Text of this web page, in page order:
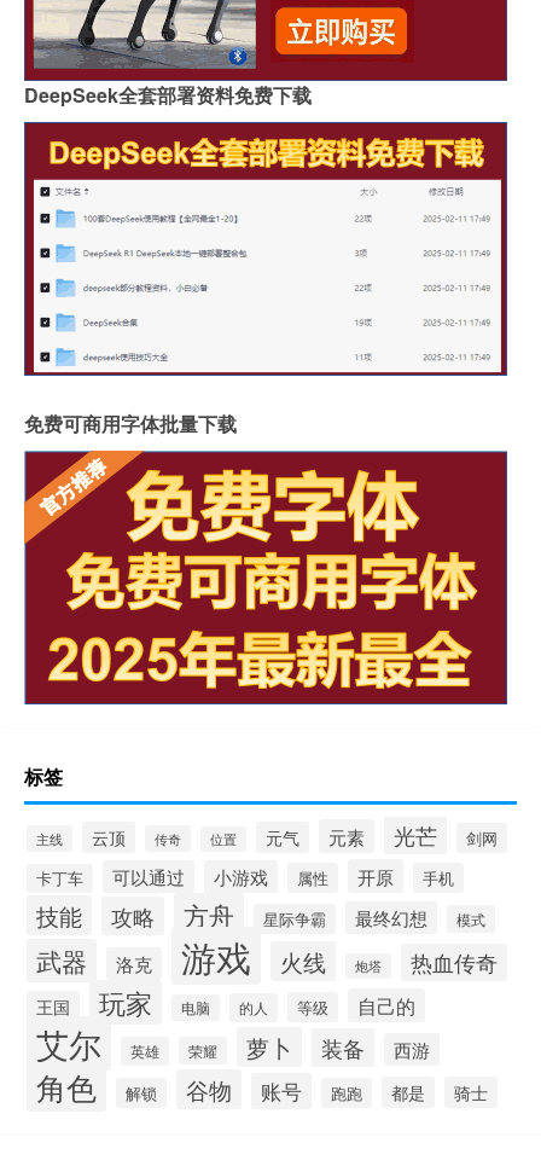
DeepSeek全套部署资料免费下载
免费可商用字体批量下载
标签
主线 云顶 传奇 位置 元气 元素 光芒 剑网
卡丁车 可以通过 小游戏 属性 开原 手机
技能 攻略 方舟 星际争霸 最终幻想 模式
武器 洛克 游戏 火线 炮塔 热血传奇
王国 玩家 电脑 的人 等级 自己的
艾尔 英雄 荣耀 萝卜 装备 西游
角色 解锁 谷物 账号 跑跑 都是 骑士